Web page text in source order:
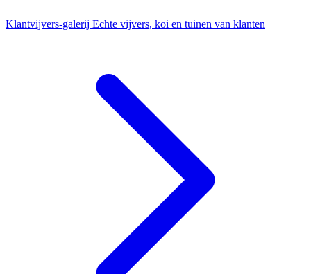
Klantvijvers-galerij Echte vijvers, koi en tuinen van klanten